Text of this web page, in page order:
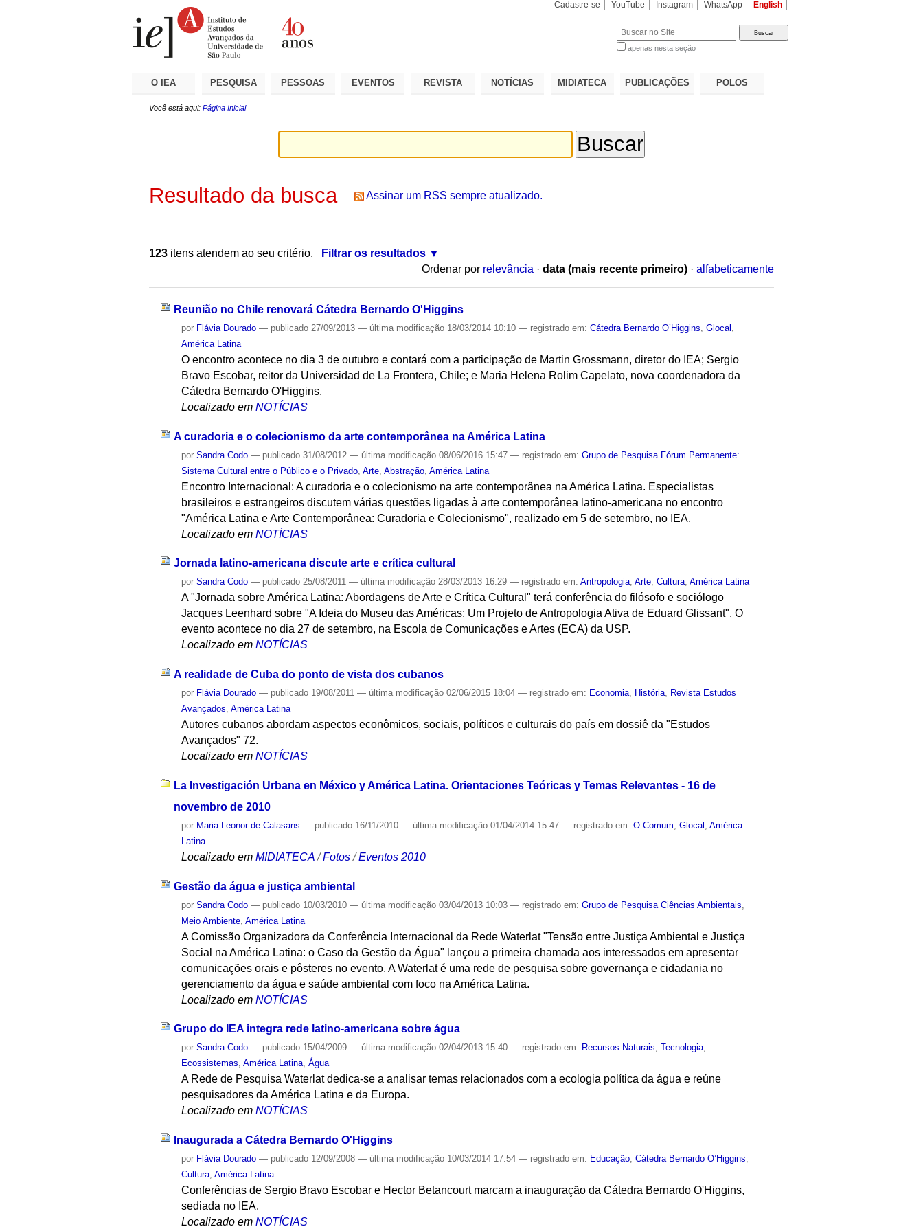
Cadastre-se YouTube Instagram WhatsApp English
apenas nesta seção
O IEA PESQUISA PESSOAS EVENTOS REVISTA NOTÍCIAS MIDIATECA PUBLICAÇÕES POLOS
Você está aqui: Página Inicial
Resultado da busca Assinar um RSS sempre atualizado.
123 itens atendem ao seu critério.
Filtrar os resultados
Ordenar por relevância · data (mais recente primeiro) · alfabeticamente
Reunião no Chile renovará Cátedra Bernardo O'Higgins
por Flávia Dourado — publicado 27/09/2013— última modificação 18/03/2014 10:10— registrado em:Cátedra Bernardo O’Higgins ,Glocal
América Latina
O encontro acontece no dia 3 de outubro e contará com a participação de Martin Grossmann, diretor do IEA; Sergio
Bravo Escobar, reitor da Universidad de La Frontera, Chile; e Maria Helena Rolim Capelato, nova coordenadora da
Cátedra Bernardo O'Higgins.
Localizado em NOTÍCIAS
A curadoria e o colecionismo da arte contemporânea na América Latina
porSandra Codo — publicado 31/08/2012— última modificação 08/06/2016 15:47— registrado em:Grupo de Pesquisa Fórum Permanente:
Sistema Cultural entre o Público e o Privado ,Arte ,Abstração ,América Latina
Encontro Internacional: A curadoria e o colecionismo na arte contemporânea na América Latina. Especialistas
brasileiros e estrangeiros discutem várias questões ligadas à arte contemporânea latino-americana no encontro
"América Latina e Arte Contemporânea: Curadoria e Colecionismo", realizado em 5 de setembro, no IEA.
Localizado em NOTÍCIAS
Jornada latino-americana discute arte e crítica cultural
porSandra Codo — publicado 25/08/2011— última modificação 28/03/2013 16:29— registrado em:Antropologia,Arte,Cultura,América Latina
A "Jornada sobre América Latina: Abordagens de Arte e Crítica Cultural" terá conferência do filósofo e sociólogo
Jacques Leenhard sobre "A Ideia do Museu das Américas: Um Projeto de Antropologia Ativa de Eduard Glissant". O
evento acontece no dia 27 de setembro, na Escola de Comunicações e Artes (ECA) da USP.
Localizado em NOTÍCIAS
A realidade de Cuba do ponto de vista dos cubanos
por Flávia Dourado — publicado 19/08/2011— última modificação 02/06/2015 18:04— registrado em: Economia, História, Revista Estudos
Avançados,América Latina
Autores cubanos abordam aspectos econômicos, sociais, políticos e culturais do país em dossiê da "Estudos
Avançados" 72.
Localizado em NOTÍCIAS
La Investigación Urbana en México y América Latina. Orientaciones Teóricas y Temas Relevantes - 16 de
novembro de 2010
por Maria Leonor de Calasans — publicado 16/11/2010— última modificação 01/04/2014 15:47— registrado em:O Comum ,Glocal ,América
Latina
Localizado em MIDIATECA /Fotos /Eventos 2010
Gestão da água e justiça ambiental
porSandra Codo — publicado 10/03/2010— última modificação 03/04/2013 10:03— registrado em:Grupo de Pesquisa Ciências Ambientais
Meio Ambiente ,América Latina
A Comissão Organizadora da Conferência Internacional da Rede Waterlat "Tensão entre Justiça Ambiental e Justiça
Social na América Latina: o Caso da Gestão da Água" lançou a primeira chamada aos interessados em apresentar
comunicações orais e pôsteres no evento. A Waterlat é uma rede de pesquisa sobre governança e cidadania no
gerenciamento da água e saúde ambiental com foco na América Latina.
Localizado em NOTÍCIAS
Grupo do IEA integra rede latino-americana sobre água
porSandra Codo — publicado 15/04/2009— última modificação 02/04/2013 15:40— registrado em: Recursos Naturais,Tecnologia,
Ecossistemas,América Latina,Água
A Rede de Pesquisa Waterlat dedica-se a analisar temas relacionados com a ecologia política da água e reúne
pesquisadores da América Latina e da Europa.
Localizado em NOTÍCIAS
Inaugurada a Cátedra Bernardo O'Higgins
por Flávia Dourado — publicado 12/09/2008— última modificação 10/03/2014 17:54— registrado em: Educação ,Cátedra Bernardo O’Higgins
Cultura ,América Latina
Conferências de Sergio Bravo Escobar e Hector Betancourt marcam a inauguração da Cátedra Bernardo O'Higgins,
sediada no IEA.
Localizado em NOTÍCIAS